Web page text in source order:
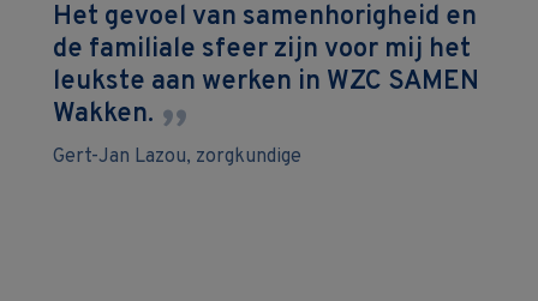
Het gevoel van samenhorigheid en
de familiale sfeer zijn voor mij het
leukste aan werken in WZC SAMEN
Wakken. ”
Gert-Jan Lazou, zorgkundige